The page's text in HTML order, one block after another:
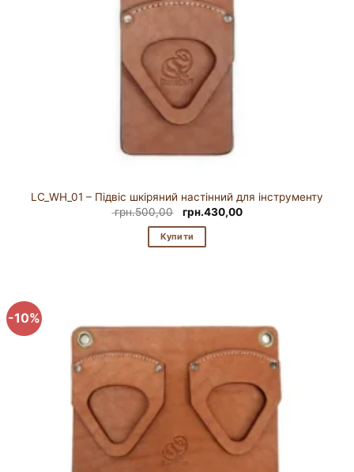
LC_WH_01 – Підвіс шкіряний настінний для інструменту
грн.500,00
Оригінальна
ціна:
грн.500,00.
грн.430,00Поточна
Купити
-10%